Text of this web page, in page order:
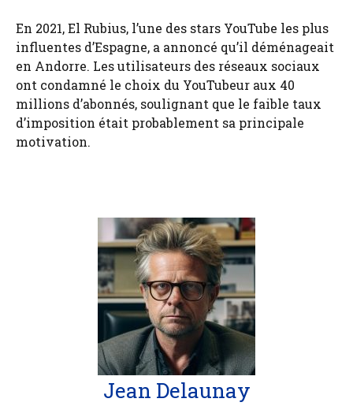
En 2021, El Rubius, l’une des stars YouTube les plus
influentes d’Espagne, a annoncé qu’il déménageait
en Andorre. Les utilisateurs des réseaux sociaux
ont condamné le choix du YouTubeur aux 40
millions d’abonnés, soulignant que le faible taux
d’imposition était probablement sa principale
motivation.
Jean Delaunay